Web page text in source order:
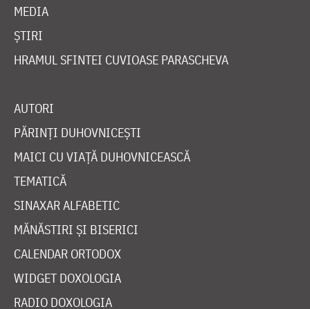
MEDIA
ȘTIRI
HRAMUL SFINTEI CUVIOASE PARASCHEVA
AUTORI
PĂRINȚI DUHOVNICEȘTI
MAICI CU VIAȚĂ DUHOVNICEASCĂ
TEMATICĂ
SINAXAR ALFABETIC
MĂNĂSTIRI ȘI BISERICI
CALENDAR ORTODOX
WIDGET DOXOLOGIA
RADIO DOXOLOGIA